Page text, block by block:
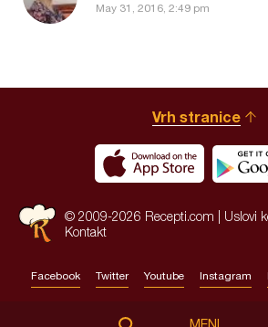
May 31, 2016, 2:49 pm
Vrh stranice
© 2009-2026 Recepti.com | Uslovi
Kontakt
Facebook Twitter Youtube Instagram